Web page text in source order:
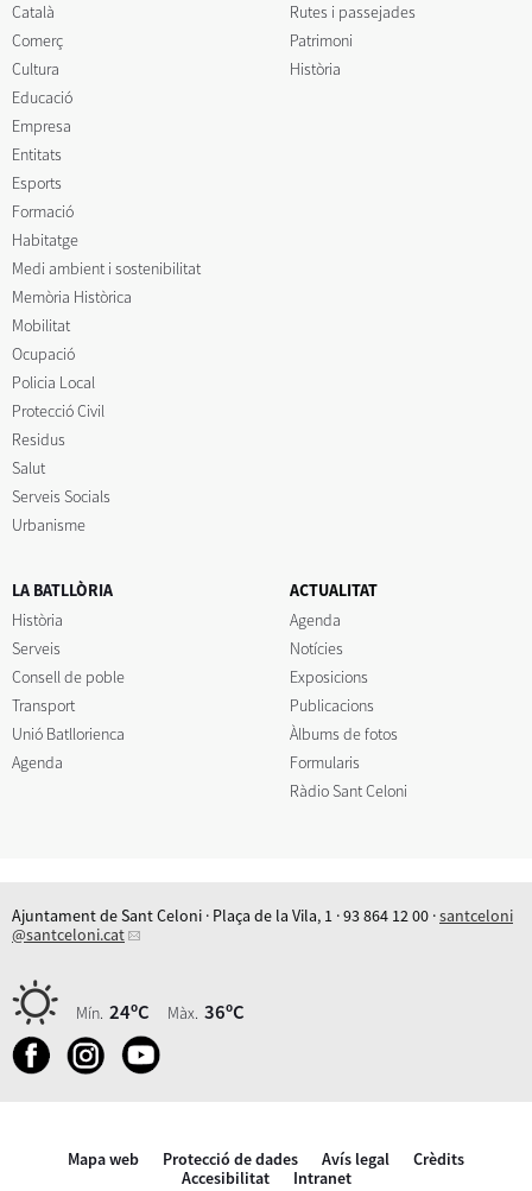
Català
Comerç
Cultura
Educació
Empresa
Entitats
Esports
Formació
Habitatge
Medi ambient i sostenibilitat
Memòria Històrica
Mobilitat
Ocupació
Policia Local
Protecció Civil
Residus
Salut
Serveis Socials
Urbanisme
Rutes i passejades
Patrimoni
Història
LA BATLLÒRIA
Història
Serveis
Consell de poble
Transport
Unió Batllorienca
Agenda
ACTUALITAT
Agenda
Notícies
Exposicions
Publicacions
Àlbums de fotos
Formularis
Ràdio Sant Celoni
Ajuntament de Sant Celoni · Plaça de la Vila, 1 · 93 864 12 00 ·santceloni
@santceloni.cat
Mín. 24ºC Màx. 36ºC
Mapa web Protecció de dades Avís legal
Crèdits
Accesibilitat
Intranet